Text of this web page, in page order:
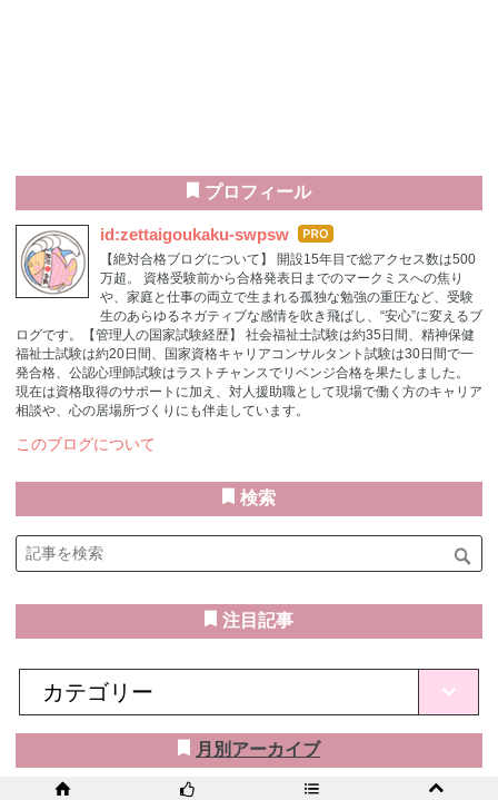
プロフィール
id:zettaigoukaku-swpsw はて
なブ
ログ
Pro
​【絶対合格ブログについて】 開設15年目で総アクセス数は500
万超。 資格受験前から合格発表日までのマークミスへの焦り
や、家庭と仕事の両立で生まれる孤独な勉強の重圧など、受験
生のあらゆるネガティブな感情を吹き飛ばし、“安心”に変えるブ
ログです。 ​【管理人の国家試験経歴】 社会福祉士試験は約35日間、精神保健
福祉士試験は約20日間、国家資格キャリアコンサルタント試験は30日間で一
発合格、公認心理師試験はラストチャンスでリベンジ合格を果たしました。
現在は資格取得のサポートに加え、対人援助職として現場で働く方のキャリア
相談や、心の居場所づくりにも伴走しています。
このブログについて
検索
注目記事
月別アーカイブ